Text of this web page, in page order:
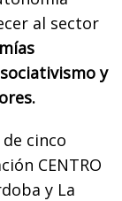
al sector
y
cinco
CENTRO
y La